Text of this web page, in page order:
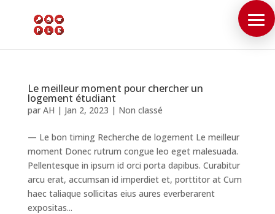
Le meilleur moment pour chercher un
logement étudiant
par AH | Jan 2, 2023 | Non classé
— Le bon timing Recherche de logement Le meilleur
moment Donec rutrum congue leo eget malesuada.
Pellentesque in ipsum id orci porta dapibus. Curabitur
arcu erat, accumsan id imperdiet et, porttitor at Cum
haec taliaque sollicitas eius aures everberarent
expositas...